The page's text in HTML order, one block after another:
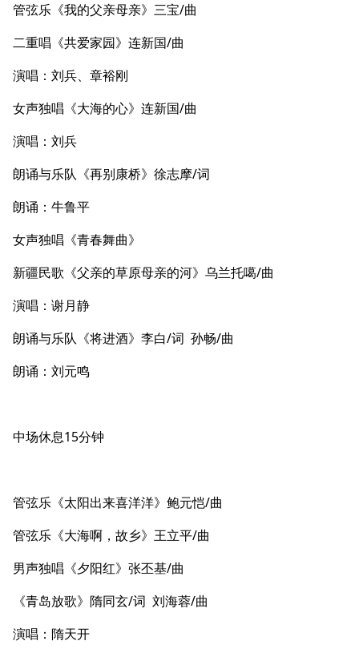
管弦乐《我的父亲母亲》三宝/曲
二重唱《共爱家园》连新国/曲
演唱：刘兵、章裕刚
女声独唱《大海的心》连新国/曲
演唱：刘兵
朗诵与乐队《再别康桥》徐志摩/词
朗诵：牛鲁平
女声独唱《青春舞曲》
新疆民歌《父亲的草原母亲的河》乌兰托噶/曲
演唱：谢月静
朗诵与乐队《将进酒》李白/词 孙畅/曲
朗诵：刘元鸣
中场休息15分钟
管弦乐《太阳出来喜洋洋》鲍元恺/曲
管弦乐《大海啊，故乡》王立平/曲
男声独唱《夕阳红》张丕基/曲
《青岛放歌》隋同玄/词 刘海蓉/曲
演唱：隋天开